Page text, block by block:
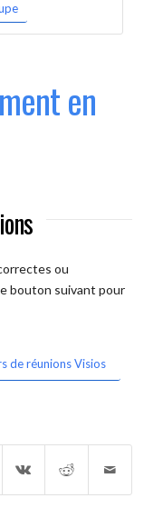
en
ou
bouton suivant pour
de réunions Visios